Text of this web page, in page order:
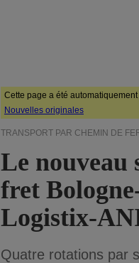
Cette page a été
Nouvelles originales
TRANSPORT PAR CHEMIN DE
Le nouveau
fret
Logistix-
Quatre rotations par